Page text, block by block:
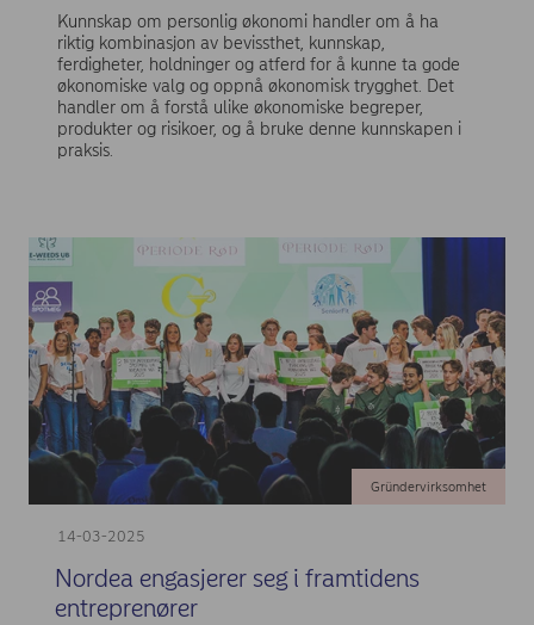
Kunnskap om personlig økonomi handler om å ha
riktig kombinasjon av bevissthet, kunnskap,
ferdigheter, holdninger og atferd for å kunne ta gode
økonomiske valg og oppnå økonomisk trygghet. Det
handler om å forstå ulike økonomiske begreper,
produkter og risikoer, og å bruke denne kunnskapen i
praksis.
14-03-2025
Gründervirksomhet
Nordea engasjerer seg i framtidens
entreprenører